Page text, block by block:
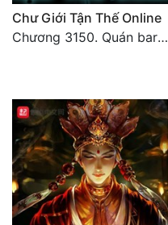
Chư Giới Tận Thế Online
Chương 3150. Quán bar Huyết Hải. Hết